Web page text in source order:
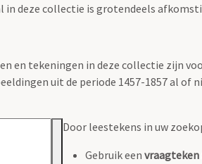
deze collectie is grotendeels
en tekeningen in deze collectie zijn
uit de periode 1457-1857 al of
Door leestekens in uw
Gebruik een vraagteken